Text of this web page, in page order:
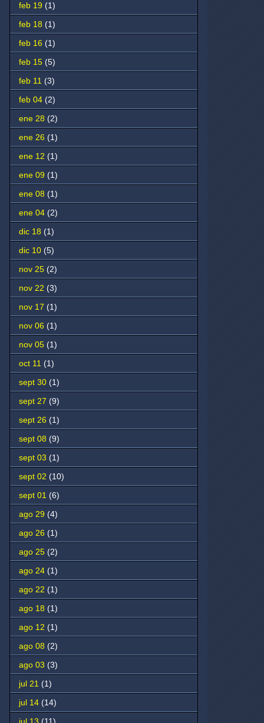
feb 19 (1)
feb 18 (1)
feb 16 (1)
feb 15 (5)
feb 11 (3)
feb 04 (2)
ene 28 (2)
ene 26 (1)
ene 12 (1)
ene 09 (1)
ene 08 (1)
ene 04 (2)
dic 18 (1)
dic 10 (5)
nov 25 (2)
nov 22 (3)
nov 17 (1)
nov 06 (1)
nov 05 (1)
oct 11 (1)
sept 30 (1)
sept 27 (9)
sept 26 (1)
sept 08 (9)
sept 03 (1)
sept 02 (10)
sept 01 (6)
ago 29 (4)
ago 26 (1)
ago 25 (2)
ago 24 (1)
ago 22 (1)
ago 18 (1)
ago 12 (1)
ago 08 (2)
ago 03 (3)
jul 21 (1)
jul 14 (14)